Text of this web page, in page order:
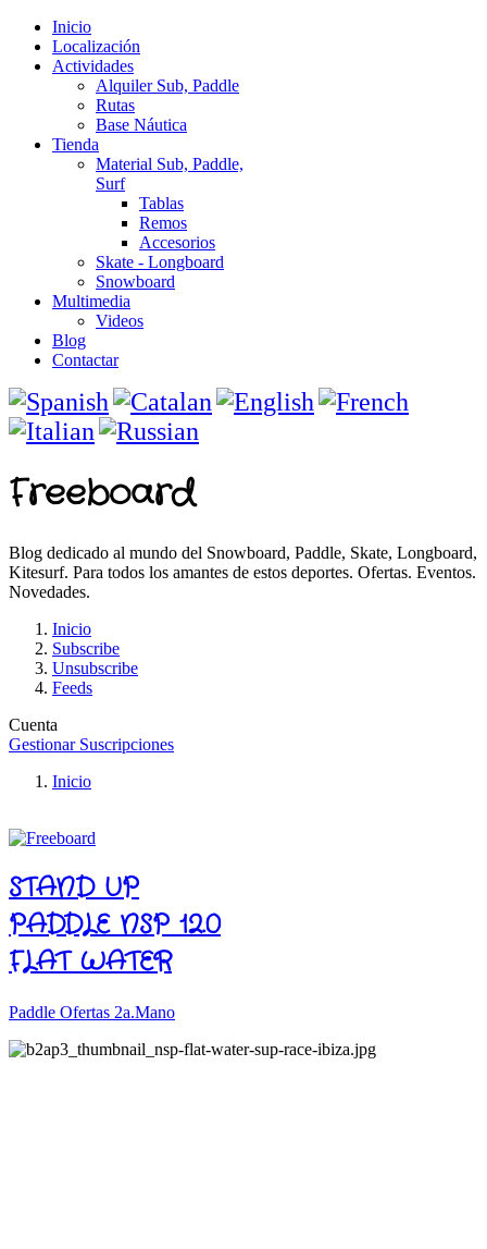
Inicio
Localización
Actividades
Alquiler Sub, Paddle
Rutas
Base Náutica
Tienda
Material Sub, Paddle,
Surf
Tablas
Remos
Accesorios
Skate - Longboard
Snowboard
Multimedia
Videos
Blog
Contactar
Freeboard
Blog dedicado al mundo del Snowboard, Paddle, Skate, Longboard,
Kitesurf. Para todos los amantes de estos deportes. Ofertas. Eventos.
Novedades.
Inicio
Subscribe
Unsubscribe
Feeds
Cuenta
Gestionar Suscripciones
Inicio
STAND UP
PADDLE NSP 12.0
FLAT WATER
Paddle Ofertas 2a.Mano